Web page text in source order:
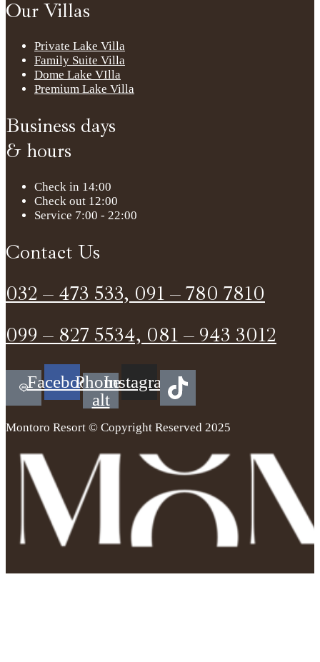
Our Villas
Private Lake Villa
Family Suite Villa
Dome Lake VIlla
Premium Lake Villa
Business days
& hours
Check in 14:00
Check out 12:00
Service 7:00 - 22:00
Contact Us
032 – 473 533, 091 – 780 7810
099 – 827 5534, 081 – 943 3012
FacebookPhone-
alt
Instagram
Montoro Resort © Copyright Reserved 2025